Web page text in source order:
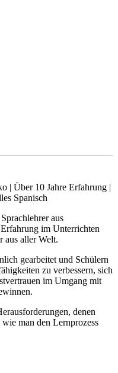
| Über 10 Jahre Erfahrung |
Spanisch
aus
im Unterrichten
aus aller Welt.
gearbeitet und Schülern
zu verbessern, sich
im Umgang mit
denen
man den Lernprozess